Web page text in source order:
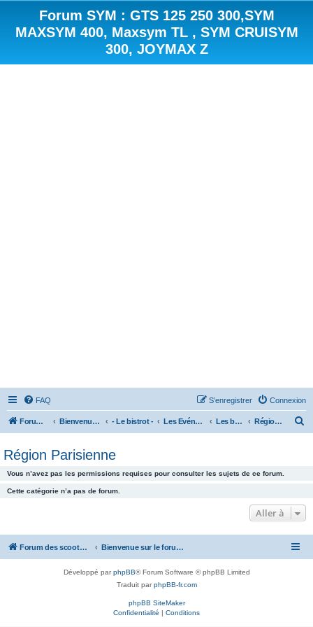
Forum SYM : GTS 125 250 300,SYM
MAXSYM 400, Maxsym TL , SYM CRUISYM
300, JOYMAX Z
FAQ Connexion
S’enregistrer
Forum des scooters SYM - GTS -MAXSYM - CRUISYM - JOYMAX - Maxsym TL Bienvenue sur le forum des scooters de la gamme SYM - Le bistrot - Les Evénements Les balades Région Parisienne
r
c
Région Parisienne
Vous n’avez pas les permissions requises pour consulter les sujets de ce forum.
Cette catégorie n’a pas de forum.
Aller à
Forum des scooters SYM - GTS -MAXSYM - CRUISYM - JOYMAX - Maxsym TL Bienvenue sur le forum des scooters de la gamme SYM
Développé parphpBB® Forum Software © phpBB Limited
Traduit parphpBB-fr.com
phpBB SiteMaker
Confidentialité | Conditions